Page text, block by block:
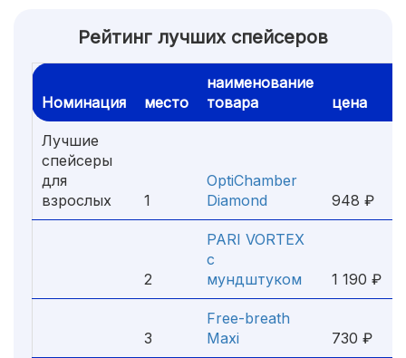
Рейтинг лучших спейсеров
Номинация место
наименование
товара
цена
Лучшие
спейсеры
для
взрослых
1
OptiChamber
Diamond
948 ₽
2
PARI VORTEX
с
мундштуком
1 190 ₽
3
Free-breath
Maxi
730 ₽